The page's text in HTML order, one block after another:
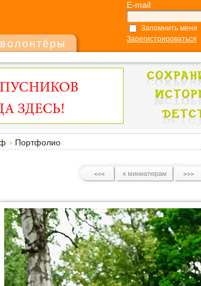
E-mail
Запомнить меня
Зарегистрироваться
Портфолио
к миниатюрам